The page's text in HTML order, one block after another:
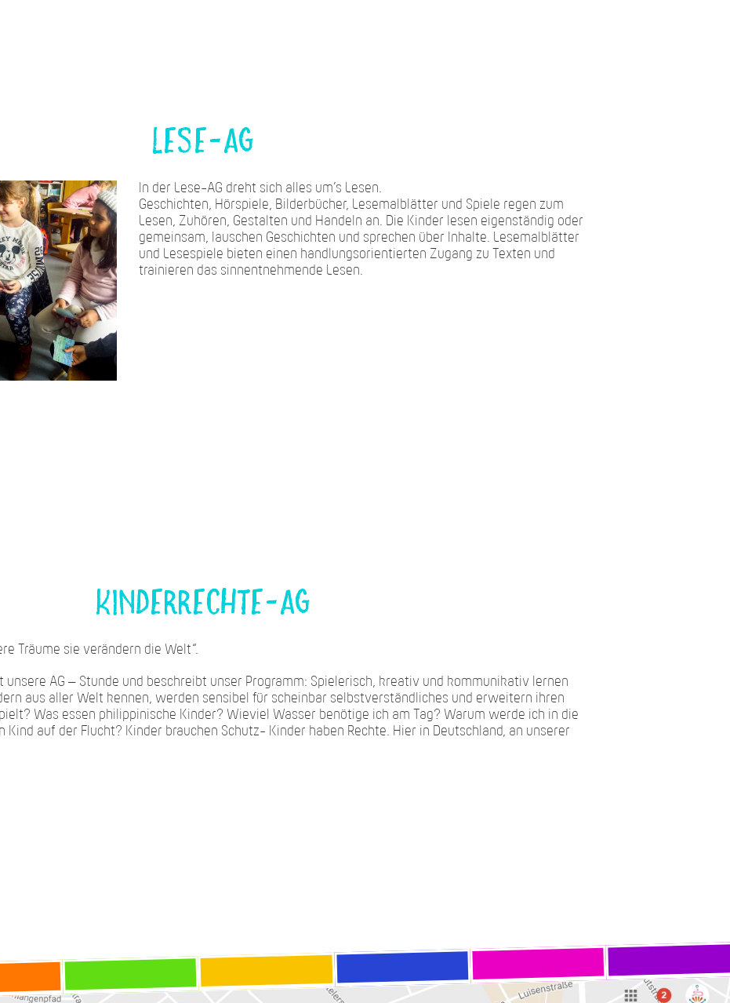
Lese-AG
In der Lese-AG dreht sich alles um’s Lesen.
Geschichten, Hörspiele, Bilderbücher, Lesemalblätter und Spiele regen zum
Lesen, Zuhören, Gestalten und Handeln an. Die Kinder lesen eigenständig oder
gemeinsam, lauschen Geschichten und sprechen über Inhalte. Lesemalblätter
und Lesespiele bieten einen handlungsorientierten Zugang zu Texten und
trainieren das sinnentnehmende Lesen.
Kinderrechte-AG
Träume sie verändern die Welt“.
unsere AG – Stunde und beschreibt unser Programm: Spielerisch, kreativ und kommunikativ lernen
aus aller Welt kennen, werden sensibel für scheinbar selbstverständliches und erweitern ihren
Was essen philippinische Kinder? Wieviel Wasser benötige ich am Tag? Warum werde ich in die
Kind auf der Flucht? Kinder brauchen Schutz- Kinder haben Rechte. Hier in Deutschland, an unserer